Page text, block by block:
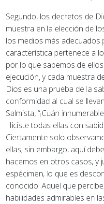
Segundo, los decretos de
muestra en la elección de
los medios más adecuados
característica pertenece a
por lo que sabemos de
ejecución, y cada muestra
Dios es una prueba de la
conformidad al cual se
Salmista, “¡Cuán
Hiciste todas ellas con
Ciertamente solo
ellas; sin embargo, aquí
hacemos en otros casos, y
espécimen, lo que es
conocido. Aquel que
habilidades admirables en